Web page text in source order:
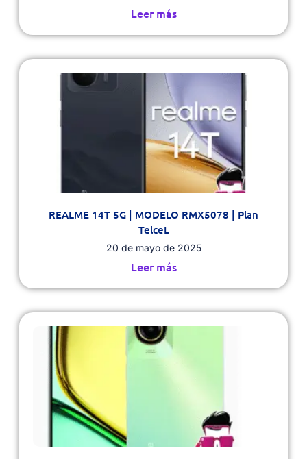
Leer más
REALME 14T 5G | MODELO RMX5078 | Plan
TelceL
20 de mayo de 2025
Leer más